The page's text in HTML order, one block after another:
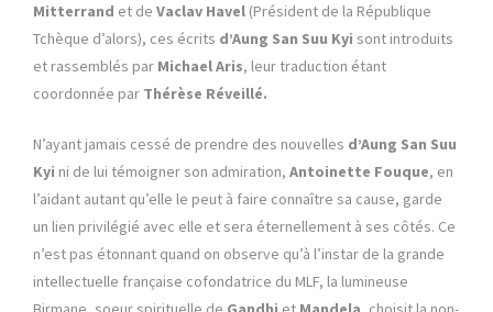
Mitterrand et de Vaclav Havel (Président de la République
Tchèque d’alors), ces écrits d’Aung San Suu Kyi sont introduits
et rassemblés par Michael Aris, leur traduction étant
coordonnée par Thérèse Réveillé.
N’ayant jamais cessé de prendre des nouvelles d’Aung San Suu
Kyi ni de lui témoigner son admiration, Antoinette Fouque, en
l’aidant autant qu’elle le peut à faire connaître sa cause, garde
un lien privilégié avec elle et sera éternellement à ses côtés. Ce
n’est pas étonnant quand on observe qu’à l’instar de la grande
intellectuelle française cofondatrice du MLF, la lumineuse